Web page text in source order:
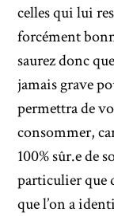
celles qui lui
forcément
saurez donc
jamais grave
permettra de
consommer,
100% sûr.e de
particulier que
que l’on a